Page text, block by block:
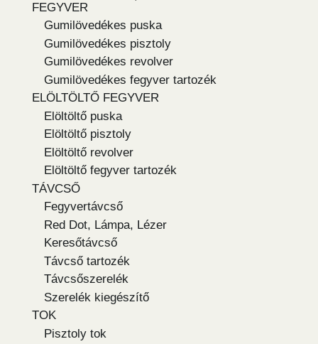
FEGYVER
Gumilövedékes puska
Gumilövedékes pisztoly
Gumilövedékes revolver
Gumilövedékes fegyver tartozék
ELÖLTÖLTŐ FEGYVER
Elöltöltő puska
Elöltöltő pisztoly
Elöltöltő revolver
Elöltöltő fegyver tartozék
TÁVCSŐ
Fegyvertávcső
Red Dot, Lámpa, Lézer
Keresőtávcső
Távcső tartozék
Távcsőszerelék
Szerelék kiegészítő
TOK
Pisztoly tok